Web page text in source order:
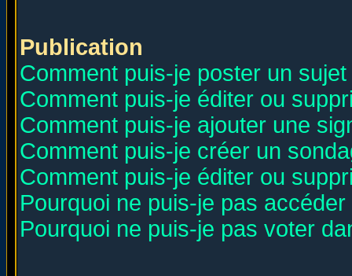
Publication
Comment puis-je poster un
Comment puis-je éditer ou
Comment puis-je ajouter une
Comment puis-je créer un
Comment puis-je éditer ou
Pourquoi ne puis-je pas
Pourquoi ne puis-je pas voter